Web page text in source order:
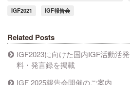
IGF2021
IGF報告会
Related Posts
IGF2023に向けた国内IGF活動活
料・発言録を掲載
IGF 2025報告会開催のご案内